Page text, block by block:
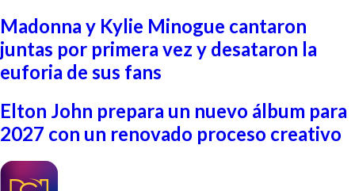
Madonna y Kylie Minogue cantaron
juntas por primera vez y desataron la
euforia de sus fans
Elton John prepara un nuevo álbum para
2027 con un renovado proceso creativo